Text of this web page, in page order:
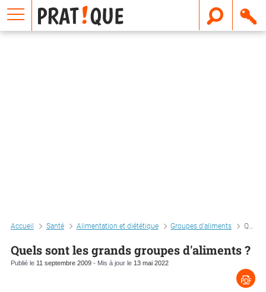
Accueil Santé Alimentation et diététique Groupes d'aliments Quels sont les grands groupes d'aliments ?
Quels sont les grands groupes d'aliments ?
Publié le 11 septembre 2009 - Mis à jour le 13 mai 2022
E
m
a